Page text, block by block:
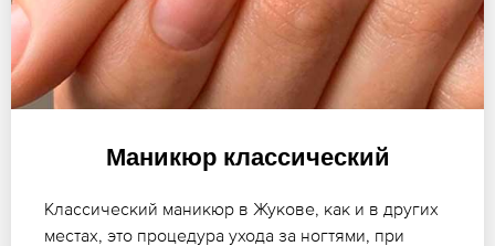
Маникюр классический
Классический маникюр в Жукове, как и в других
местах, это процедура ухода за ногтями, при